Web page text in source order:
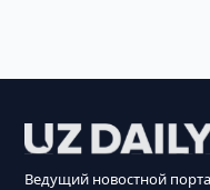
Ведущий новостной